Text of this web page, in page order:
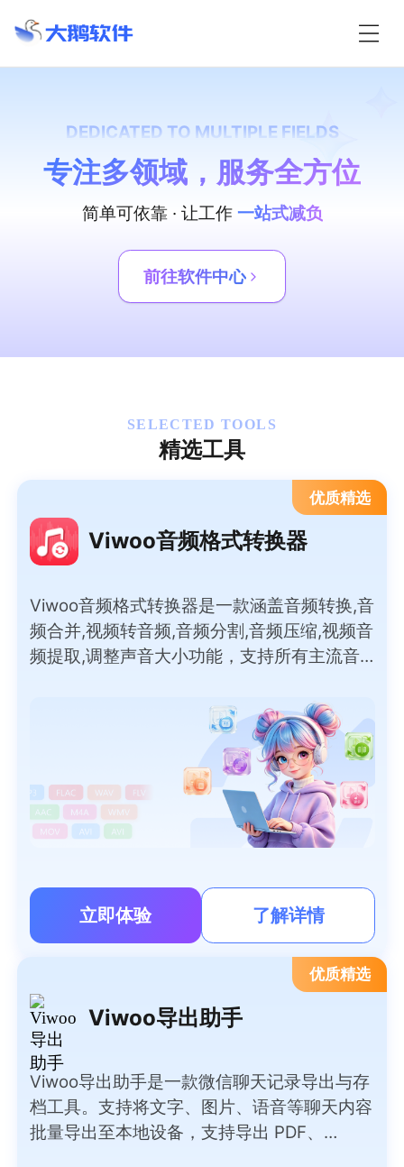
DEDICATED TO MULTIPLE FIELDS
专注多领域，服务全方位
简单可依靠 · 让工作 一站式减负
前往软件中心
SELECTED TOOLS
精选工具
优质精选
Viwoo音频格式转换器
Viwoo音频格式转换器是一款涵盖音频转换,音
频合并,视频转音频,音频分割,音频压缩,视频音
频提取,调整声音大小功能，支持所有主流音
立即体验 了解详情
优质精选
Viwoo导出助手
Viwoo导出助手是一款微信聊天记录导出与存
档工具。支持将文字、图片、语音等聊天内容
批量导出至本地设备，支持导出 PDF、